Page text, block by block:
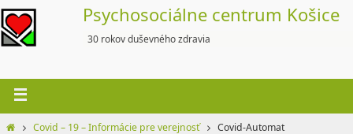
Skip
to
content
Psychosociálne centrum Košice
30 rokov duševného zdravia
HomeCovid – 19 – Informácie pre verejnosť Covid-Automat